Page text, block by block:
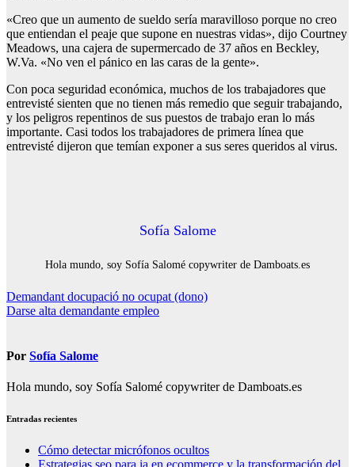
«Creo que un aumento de sueldo sería maravilloso porque no creo
que entiendan el peaje que supone en nuestras vidas», dijo Courtney
Meadows, una cajera de supermercado de 37 años en Beckley,
W.Va. «No ven el pánico en las caras de la gente».
Con poca seguridad económica, muchos de los trabajadores que
entrevisté sienten que no tienen más remedio que seguir trabajando,
y los peligros repentinos de sus puestos de trabajo eran lo más
importante. Casi todos los trabajadores de primera línea que
entrevisté dijeron que temían exponer a sus seres queridos al virus.
Sofía Salome
Hola mundo, soy Sofía Salomé copywriter de Damboats.es
Navegación
de
Demandant docupació no ocupat (dono)
Darse alta demandante empleo
Por Sofía Salome
Hola mundo, soy Sofía Salomé copywriter de Damboats.es
Entradas recientes
Cómo detectar micrófonos ocultos